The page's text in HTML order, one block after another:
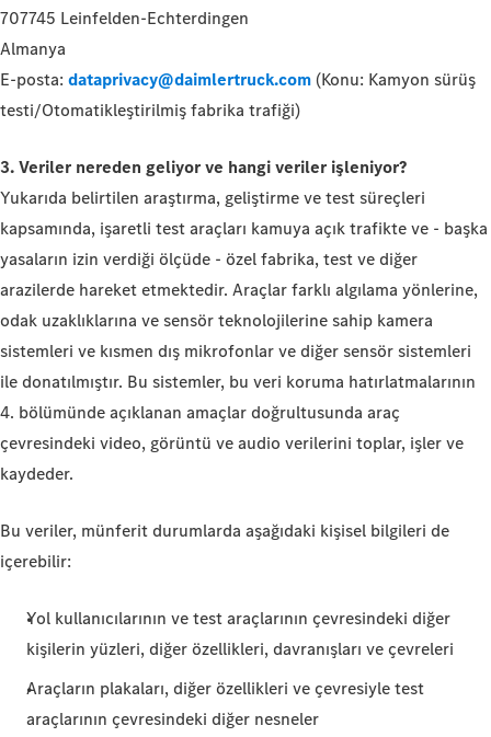
707745 Leinfelden-Echterdingen
Almanya
E-posta: dataprivacy@daimlertruck.com(Konu: Kamyon sürüş
testi/Otomatikleştirilmiş fabrika trafiği)
3. Veriler nereden geliyor ve hangi veriler işleniyor?
Yukarıda belirtilen araştırma, geliştirme ve test süreçleri
kapsamında, işaretli test araçları kamuya açık trafikte ve - başka
yasaların izin verdiği ölçüde - özel fabrika, test ve diğer
arazilerde hareket etmektedir. Araçlar farklı algılama yönlerine,
odak uzaklıklarına ve sensör teknolojilerine sahip kamera
sistemleri ve kısmen dış mikrofonlar ve diğer sensör sistemleri
ile donatılmıştır. Bu sistemler, bu veri koruma hatırlatmalarının
4. bölümünde açıklanan amaçlar doğrultusunda araç
çevresindeki video, görüntü ve audio verilerini toplar, işler ve
kaydeder.
Bu veriler, münferit durumlarda aşağıdaki kişisel bilgileri de
içerebilir:
Yol kullanıcılarının ve test araçlarının çevresindeki diğer
kişilerin yüzleri, diğer özellikleri, davranışları ve çevreleri
Araçların plakaları, diğer özellikleri ve çevresiyle test
araçlarının çevresindeki diğer nesneler